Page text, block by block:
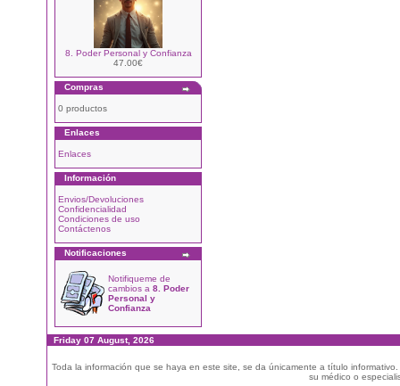
8. Poder Personal y Confianza
47.00€
Compras
0 productos
Enlaces
Enlaces
Información
Envios/Devoluciones
Confidencialidad
Condiciones de uso
Contáctenos
Notificaciones
Notifiqueme de
cambios a 8. Poder
Personal y
Confianza
Friday 07 August, 2026
Toda la información que se haya en este site, se da únicamente a título
su médico o